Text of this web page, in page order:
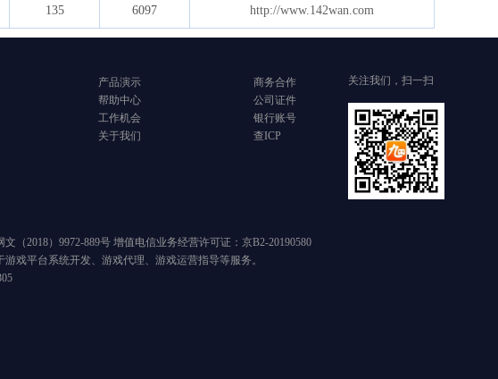
135 6097 http://www.142wan.com
产品演示
帮助中心
工作机会
关于我们
商务合作
公司证件
银行账号
查ICP
关注我们，扫一扫
文（2018）9972-889号 增值电信业务经营许可证：京B2-20190580
戏平台系统开发、游戏代理、游戏运营指导等服务。